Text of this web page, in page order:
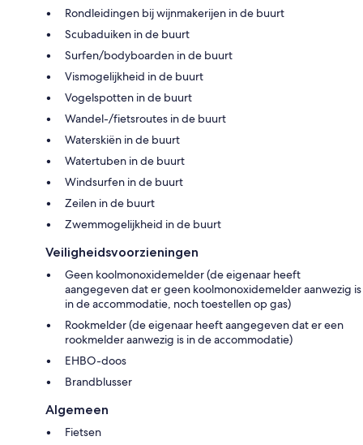
Rondleidingen bij wijnmakerijen in de buurt
Scubaduiken in de buurt
Surfen/bodyboarden in de buurt
Vismogelijkheid in de buurt
Vogelspotten in de buurt
Wandel-/fietsroutes in de buurt
Waterskiën in de buurt
Watertuben in de buurt
Windsurfen in de buurt
Zeilen in de buurt
Zwemmogelijkheid in de buurt
Veiligheidsvoorzieningen
Geen koolmonoxidemelder (de eigenaar heeft
aangegeven dat er geen koolmonoxidemelder aanwezig is
in de accommodatie, noch toestellen op gas)
Rookmelder (de eigenaar heeft aangegeven dat er een
rookmelder aanwezig is in de accommodatie)
EHBO-doos
Brandblusser
Algemeen
Fietsen